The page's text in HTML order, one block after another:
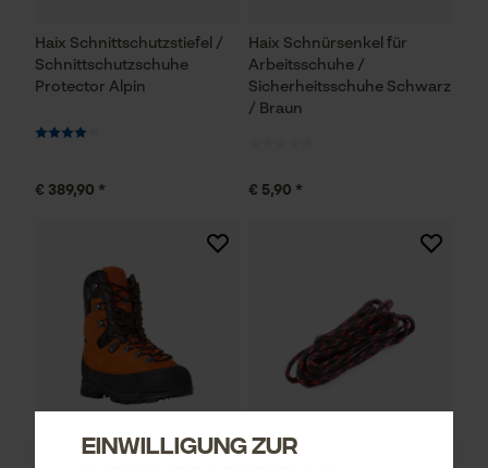
Haix Schnittschutzstiefel /
Schnittschutzschuhe
Protector Alpin
€ 389,90 *
Haix Schnürsenkel für
Arbeitsschuhe /
Sicherheitsschuhe Schwarz
/ Braun
€ 5,90 *
Einwilligung zur